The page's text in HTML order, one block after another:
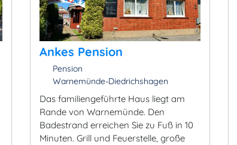
Ankes Pension
Pension
Warnemünde-Diedrichshagen
Das familiengeführte Haus liegt am
Rande von Warnemünde. Den
Badestrand erreichen Sie zu Fuß in 10
Minuten. Grill und Feuerstelle, große